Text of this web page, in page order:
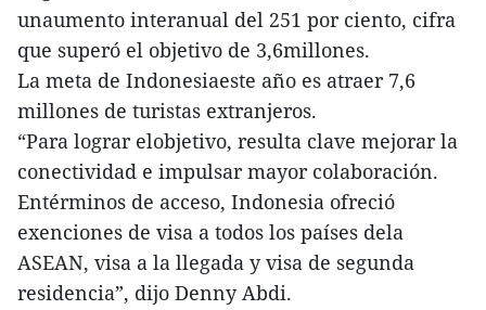
unaumento interanual del 251 por ciento, cifra
que superó el objetivo de 3,6millones.
La meta de Indonesiaeste año es atraer 7,6
millones de turistas extranjeros.
“Para lograr elobjetivo, resulta clave mejorar la
conectividad e impulsar mayor colaboración.
Entérminos de acceso, Indonesia ofreció
exenciones de visa a todos los países dela
ASEAN, visa a la llegada y visa de segunda
residencia”, dijo Denny Abdi.